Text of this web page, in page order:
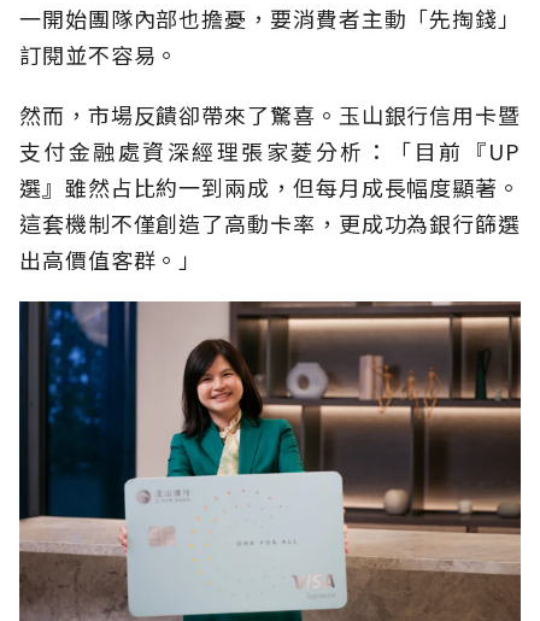
一開始團隊內部也擔憂，要消費者主動「先掏錢」
訂閱並不容易。
然而，市場反饋卻帶來了驚喜。玉山銀行信用卡暨
支付金融處資深經理張家菱分析：「目前『UP
選』雖然占比約一到兩成，但每月成長幅度顯著。
這套機制不僅創造了高動卡率，更成功為銀行篩選
出高價值客群。」